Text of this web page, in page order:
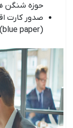
حوزه شنگن
(blue paper)